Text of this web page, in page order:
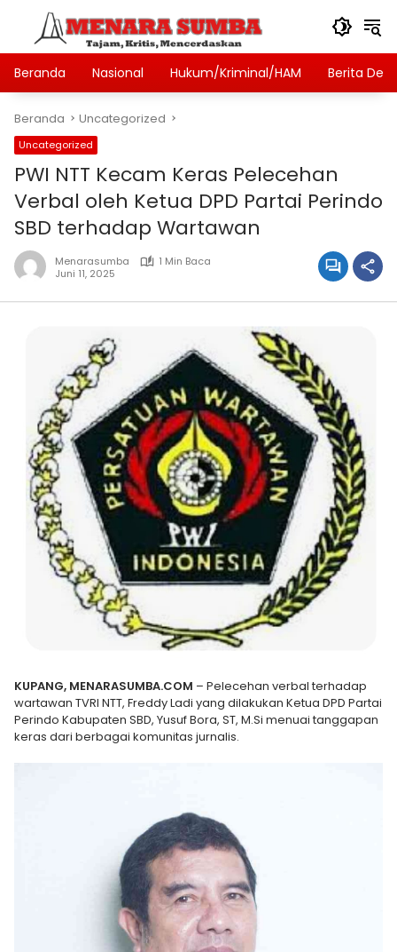
Langsung
konten
Beranda
Nasional Hukum/Kriminal/HAM Berita Desa
Beranda Uncategorized
Uncategorized
PWI NTT Kecam Keras Pelecehan
Verbal oleh Ketua DPD Partai Perindo
SBD terhadap Wartawan
Menarasumba
1 Min Baca
Juni 11, 2025
KUPANG, MENARASUMBA.COM – Pelecehan verbal terhadap
wartawan TVRI NTT, Freddy Ladi yang dilakukan Ketua DPD Partai
Perindo Kabupaten SBD, Yusuf Bora, ST, M.Si menuai tanggapan
keras dari berbagai komunitas jurnalis.